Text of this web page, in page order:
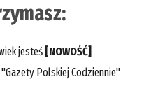
jesteś [NOWOŚĆ]
Polskiej Codziennie"